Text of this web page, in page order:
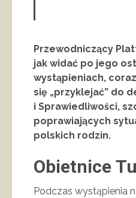
Przewodniczący
jak widać po jego
wystąpieniach,
się „przyklejać” do
i Sprawiedliwości,
poprawiających
polskich rodzin.
Obietnice
Podczas wystąpienia